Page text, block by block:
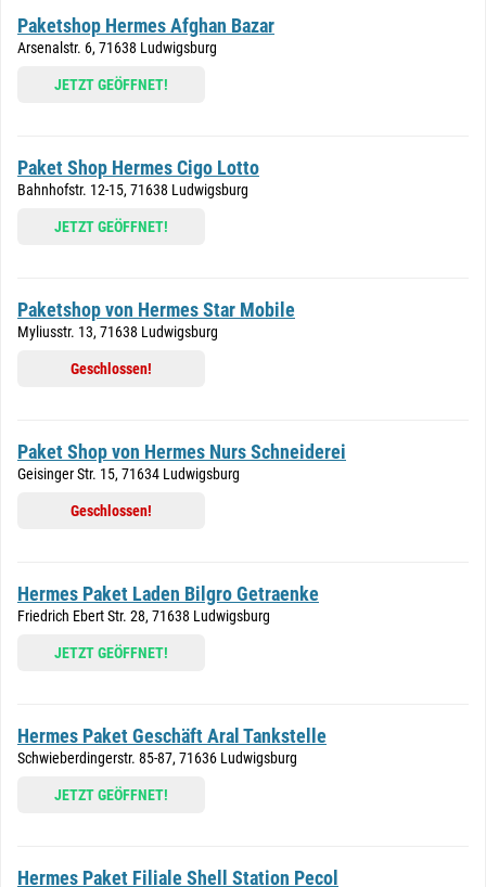
Paketshop Hermes Afghan Bazar
Arsenalstr. 6, 71638 Ludwigsburg
JETZT GEÖFFNET!
Paket Shop Hermes Cigo Lotto
Bahnhofstr. 12-15, 71638 Ludwigsburg
JETZT GEÖFFNET!
Paketshop von Hermes Star Mobile
Myliusstr. 13, 71638 Ludwigsburg
Geschlossen!
Paket Shop von Hermes Nurs Schneiderei
Geisinger Str. 15, 71634 Ludwigsburg
Geschlossen!
Hermes Paket Laden Bilgro Getraenke
Friedrich Ebert Str. 28, 71638 Ludwigsburg
JETZT GEÖFFNET!
Hermes Paket Geschäft Aral Tankstelle
Schwieberdingerstr. 85-87, 71636 Ludwigsburg
JETZT GEÖFFNET!
Hermes Paket Filiale Shell Station Pecol